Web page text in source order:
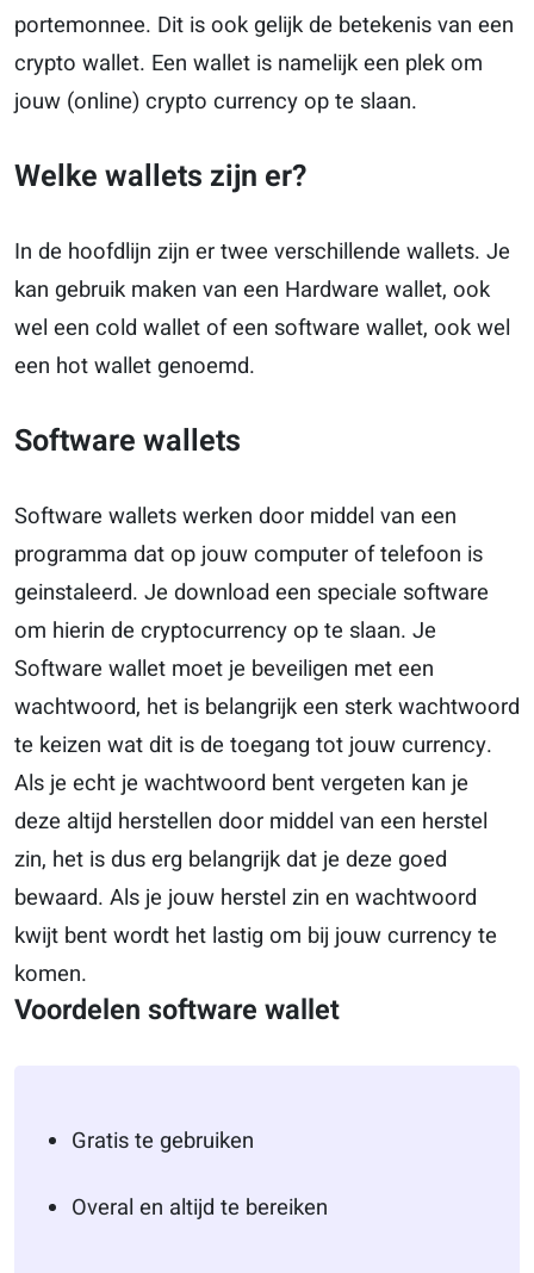
portemonnee. Dit is ook gelijk de betekenis van een
crypto wallet. Een wallet is namelijk een plek om
jouw (online) crypto currency op te slaan.
Welke wallets zijn er?
In de hoofdlijn zijn er twee verschillende wallets. Je
kan gebruik maken van een Hardware wallet, ook
wel een cold wallet of een software wallet, ook wel
een hot wallet genoemd.
Software wallets
Software wallets werken door middel van een
programma dat op jouw computer of telefoon is
geinstaleerd. Je download een speciale software
om hierin de cryptocurrency op te slaan. Je
Software wallet moet je beveiligen met een
wachtwoord, het is belangrijk een sterk wachtwoord
te keizen wat dit is de toegang tot jouw currency.
Als je echt je wachtwoord bent vergeten kan je
deze altijd herstellen door middel van een herstel
zin, het is dus erg belangrijk dat je deze goed
bewaard. Als je jouw herstel zin en wachtwoord
kwijt bent wordt het lastig om bij jouw currency te
komen.
Voordelen software wallet
Gratis te gebruiken
Overal en altijd te bereiken